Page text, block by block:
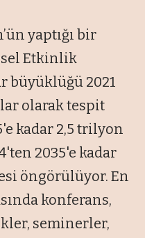
yaptığı bir
Etkinlik
büyüklüğü 2021
olarak tespit
kadar 2,5 trilyon
2035'e kadar
öngörülüyor. En
konferans,
seminerler,